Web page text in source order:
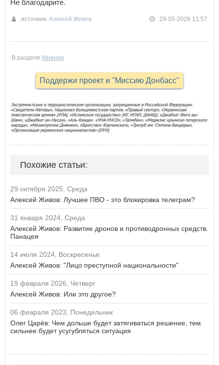
Не благодарите.
источник: Алексей Живов 29-05-2026 11:57
В разделе Мнения
Поддержи проект и "Миссию Донбасс"
Похожие статьи:
29 октября 2025, Среда
Алексей Живов: Лучшее ПВО - это блокировка телеграм?
31 января 2024, Среда
Алексей Живов: Развитие дронов и противодронных средств.
Панацея
14 июля 2024, Воскресенье
Алексей Живов: "Лицо преступной национальности"
19 февраля 2026, Четверг
Алексей Живов: Или это другое?
06 февраля 2023, Понедельник
Олег Царёв: Чем дольше будет затягиваться решение, тем
сильнее будет усугубляться ситуация